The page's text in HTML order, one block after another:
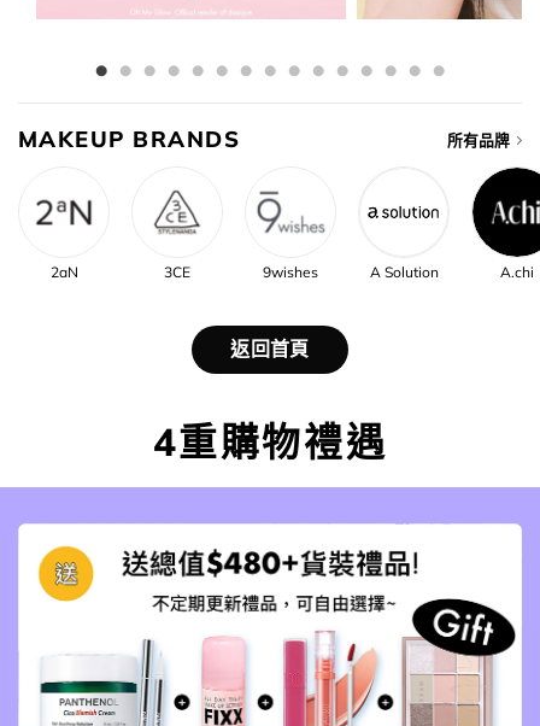
MAKEUP BRANDS 所有品牌
2aN 3CE 9wishes A Solution A.chi
返回首頁
4重購物禮遇